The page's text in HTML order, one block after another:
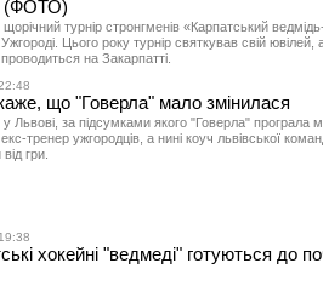
(ФОТО)
щорічний турнір стронгменів «Карпатський
Цього року турнір святкував свій ювілей,
на Закарпатті.
що "Говерла" мало змінилася
Львові, за підсумками якого "Говерла" програла
тренер ужгородців, а нині коуч львівської
гри.
хокейні "ведмеді" готуються до